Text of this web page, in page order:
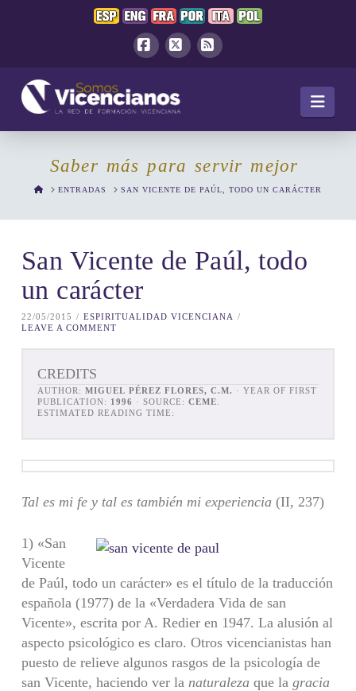
Saber más para servir mejor
HOMEENTRADAS SAN VICENTE DE PAÚL, TODO UN CARÁCTER
San Vicente de Paúl, todo
un carácter
22/05/2015
ESPIRITUALIDAD VICENCIANA
LEAVE A COMMENT
CREDITS
AUTHOR: MIGUEL PÉREZ FLORES, C.M.
PUBLICATION: 1996 · SOURCE: CEME
ESTIMATED READING TIME:
Tal es mi fe y tal es también mi experiencia (II, 237)
1) «San
Vicente
de Paúl, todo un carácter» es el título de la traducción
espa­ñola (1977) de la «Verdadera Vida de san
Vicente», escrita por A. Redier en 1947. La alusión al
aspecto psicológico es claro. Otros vicencianistas han
puesto de relieve algunos rasgos de la psicología de
san Vicente, haciendo ver la natu­raleza que la gracia